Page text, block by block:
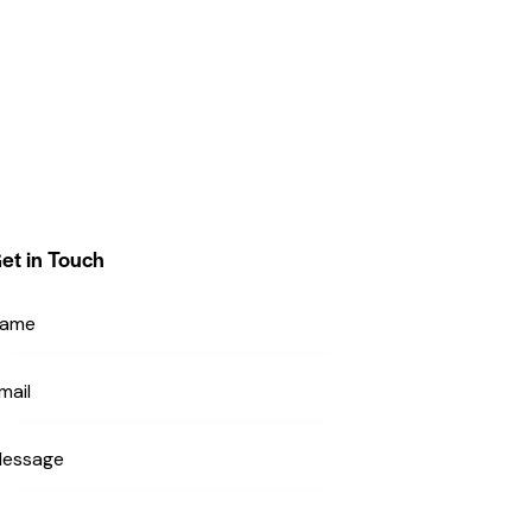
in Touch